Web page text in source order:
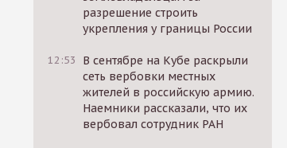
разрешение строить
укрепления у границы России
12:53
В сентябре на Кубе раскрыли
сеть вербовки местных
жителей в российскую армию.
Наемники рассказали, что их
вербовал сотрудник РАН